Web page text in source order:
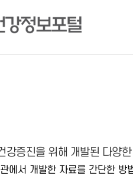
강증진을 위해 개발된 다양
에서 개발한 자료를 간단한